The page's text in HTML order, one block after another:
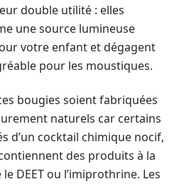
double utilité : elles
une source lumineuse
votre enfant et dégagent
pour les moustiques.
bougies soient fabriquées
naturels car certains
d’un cocktail chimique nocif,
des produits à la
DEET ou l’imiprothrine. Les